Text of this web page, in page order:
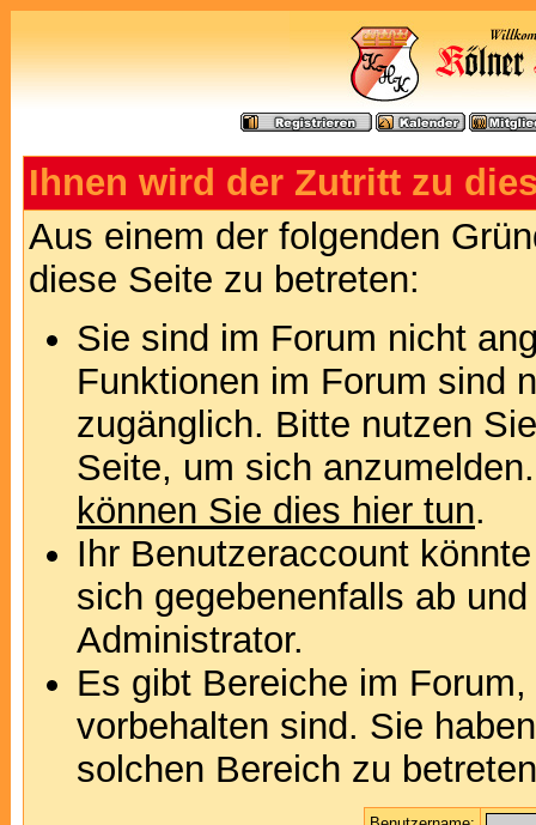
Ihnen wird der Zutritt zu
Aus einem der folgenden
diese Seite zu betreten:
Sie sind im Forum nicht
Funktionen im Forum sind
zugänglich. Bitte nutzen
Seite, um sich
können Sie dies hier tun.
Ihr Benutzeraccount
sich gegebenenfalls ab
Administrator.
Es gibt Bereiche im
vorbehalten sind. Sie
solchen Bereich zu